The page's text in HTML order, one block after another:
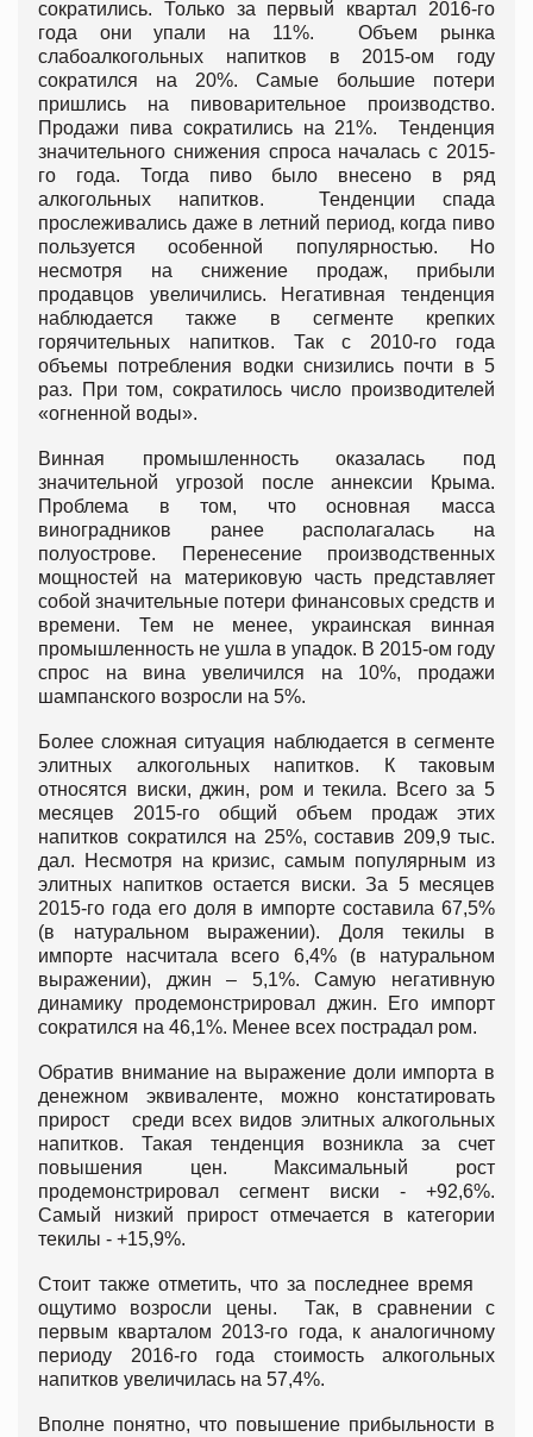
сократились. Только за первый квартал 2016-го
года они упали на 11%. Объем рынка
слабоалкогольных напитков в 2015-ом году
сократился на 20%. Самые большие потери
пришлись на пивоварительное производство.
Продажи пива сократились на 21%. Тенденция
значительного снижения спроса началась с 2015-
го года. Тогда пиво было внесено в ряд
алкогольных напитков. Тенденции спада
прослеживались даже в летний период, когда пиво
пользуется особенной популярностью. Но
несмотря на снижение продаж, прибыли
продавцов увеличились. Негативная тенденция
наблюдается также в сегменте крепких
горячительных напитков. Так с 2010-го года
объемы потребления водки снизились почти в 5
раз. При том, сократилось число производителей
«огненной воды».
Винная промышленность оказалась под
значительной угрозой после аннексии Крыма.
Проблема в том, что основная масса
виноградников ранее располагалась на
полуострове. Перенесение производственных
мощностей на материковую часть представляет
собой значительные потери финансовых средств и
времени. Тем не менее, украинская винная
промышленность не ушла в упадок. В 2015-ом году
спрос на вина увеличился на 10%, продажи
шампанского возросли на 5%.
Более сложная ситуация наблюдается в сегменте
элитных алкогольных напитков. К таковым
относятся виски, джин, ром и текила. Всего за 5
месяцев 2015-го общий объем продаж этих
напитков сократился на 25%, составив 209,9 тыс.
дал. Несмотря на кризис, самым популярным из
элитных напитков остается виски. За 5 месяцев
2015-го года его доля в импорте составила 67,5%
(в натуральном выражении). Доля текилы в
импорте насчитала всего 6,4% (в натуральном
выражении), джин – 5,1%. Самую негативную
динамику продемонстрировал джин. Его импорт
сократился на 46,1%. Менее всех пострадал ром.
Обратив внимание на выражение доли импорта в
денежном эквиваленте, можно констатировать
прирост среди всех видов элитных алкогольных
напитков. Такая тенденция возникла за счет
повышения цен. Максимальный рост
продемонстрировал сегмент виски - +92,6%.
Самый низкий прирост отмечается в категории
текилы - +15,9%.
Стоит также отметить, что за последнее время
ощутимо возросли цены. Так, в сравнении с
первым кварталом 2013-го года, к аналогичному
периоду 2016-го года стоимость алкогольных
напитков увеличилась на 57,4%.
Вполне понятно, что повышение прибыльности в